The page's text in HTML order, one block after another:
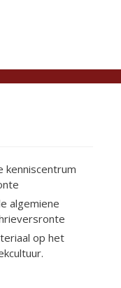
kenniscentrum
algemiene
op het